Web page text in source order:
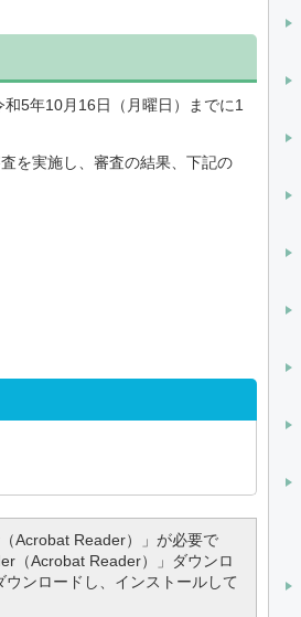
5年10月16日（月曜日）までに1
を実施し、審査の結果、下記の
Acrobat Reader）」が必要で
（Acrobat Reader）」ダウンロ
ンロードし、インストールして